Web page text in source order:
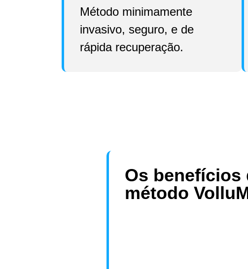
Método minimamente
invasivo, seguro, e de
rápida recuperação.
Os benefícios
método